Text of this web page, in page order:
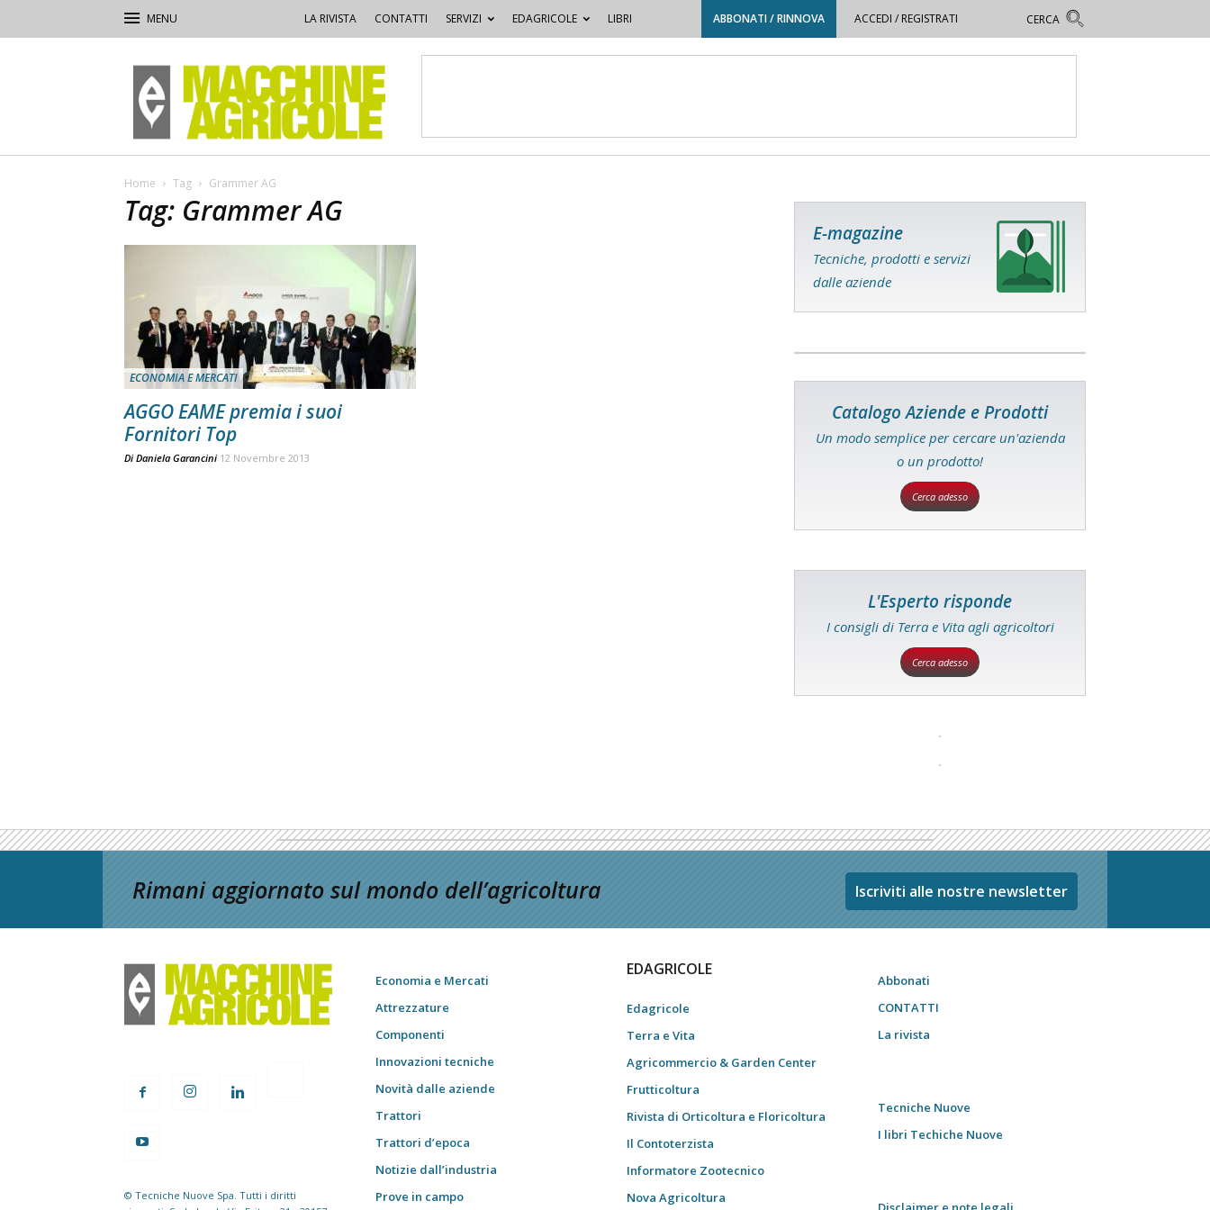
LA RIVISTA CONTATTI SERVIZI EDAGRICOLE LIBRI ABBONATI / RINNOVA ACCEDI / REGISTRATI
Macchine
Agricole
Home Tag Grammer AG
Tag: Grammer AG
ECONOMIA E MERCATI
AGGO EAME premia i suoi
Fornitori Top
Di Daniela Garancini 12 Novembre 2013
E-magazine
Tecniche, prodotti e servizi
dalle aziende
Catalogo Aziende e Prodotti
Un modo semplice per cercare un'azienda
o un prodotto!
Cerca adesso
L'Esperto risponde
I consigli di Terra e Vita agli agricoltori
Cerca adesso
Rimani aggiornato sul mondo dell’agricoltura Iscriviti alle nostre newsletter
© Tecniche Nuove Spa. Tutti i diritti
Economia e Mercati
Attrezzature
Componenti
Innovazioni tecniche
Novità dalle aziende
Trattori
Trattori d’epoca
Notizie dall’industria
Prove in campo
EDAGRICOLE
Edagricole
Terra e Vita
Agricommercio & Garden Center
Frutticoltura
Rivista di Orticoltura e Floricoltura
Il Contoterzista
Informatore Zootecnico
Nova Agricoltura
Abbonati
CONTATTI
La rivista
Tecniche Nuove
I libri Techiche Nuove